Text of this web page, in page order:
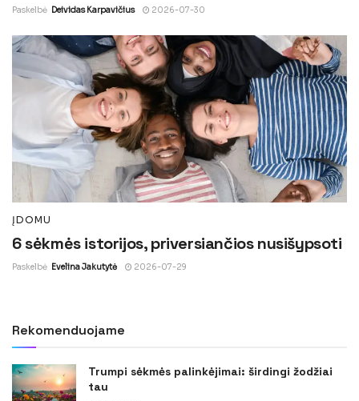
Paskelbė Deividas Karpavičius 2026-07-30
ĮDOMU
6 sėkmės istorijos, priversiančios nusišypsoti
Paskelbė Evelina Jakutytė 2026-07-29
Rekomenduojame
Trumpi sėkmės palinkėjimai: širdingi žodžiai
tau